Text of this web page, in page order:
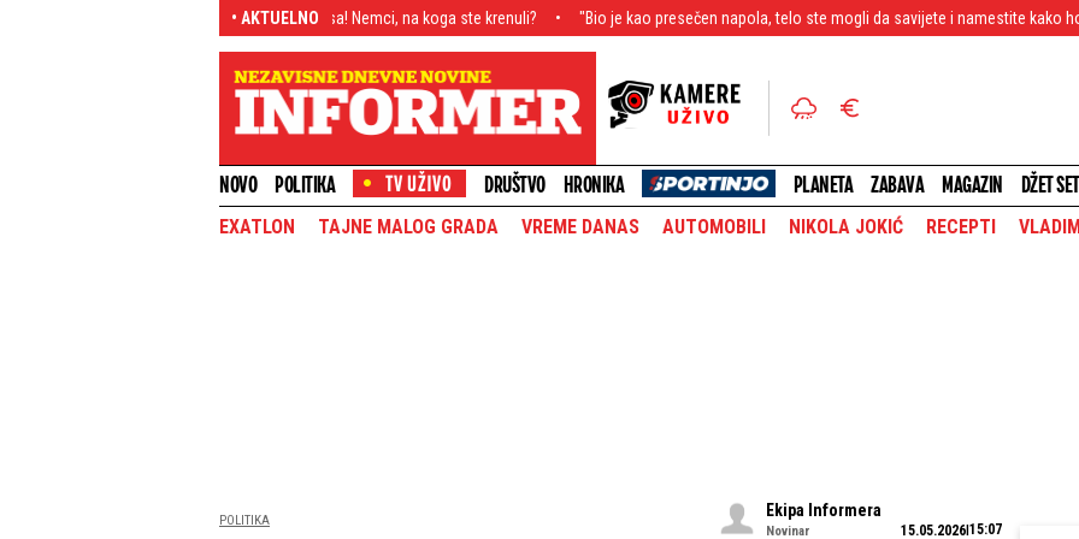
• AKTUELNO
Hitno oglašavanje Rusa! Nemci, na koga ste krenuli? "Bio je kao presečen napola, telo ste mogli da savijete i namestite kako hoćete" Ispovest
NOVO POLITIKA DRUŠTVO HRONIKA PLANETA ZABAVA MAGAZIN DŽET SET
EXATLON TAJNE MALOG GRADA VREME DANAS AUTOMOBILI NIKOLA JOKIĆ RECEPTI
POLITIKA
Ekipa Informera
Novinar 15.05.2026 15:07